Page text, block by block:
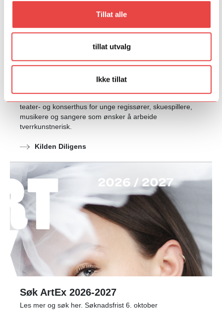
Tillat alle
tillat utvalg
Ikke tillat
teater- og konserthus for unge regissører, skuespillere,
musikere og sangere som ønsker å arbeide
tverrkunstnerisk.
Kilden Diligens
Søk ArtEx 2026-2027
Les mer og søk her. Søknadsfrist 6. oktober